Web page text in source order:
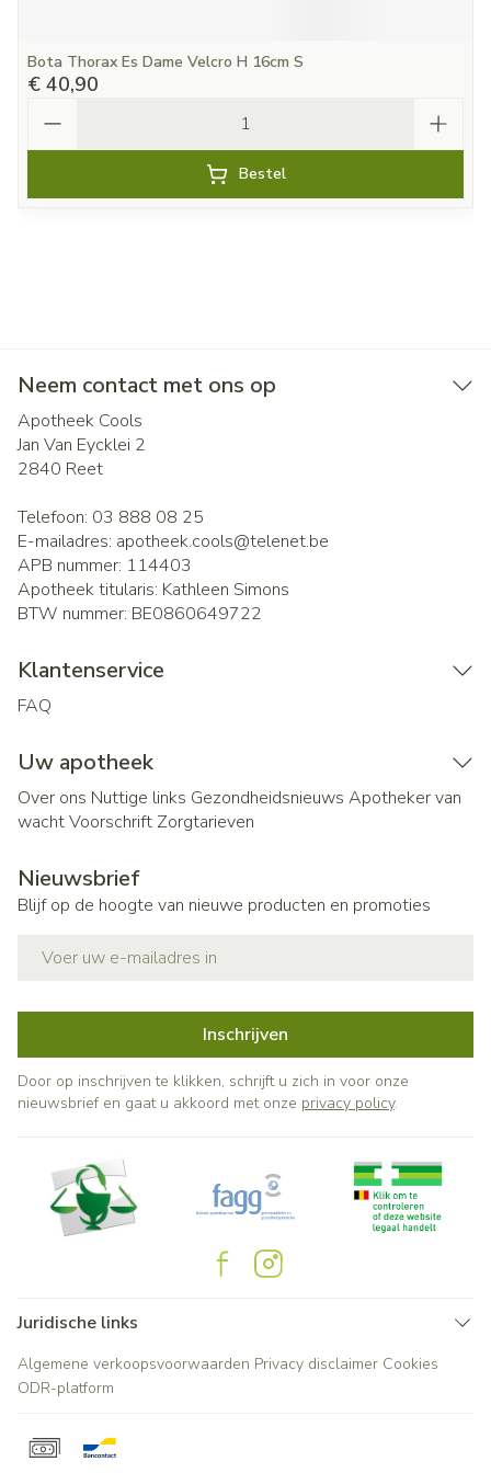
Bota Thorax Es Dame Velcro H 16cm S
€ 40,90
Bestel
Neem contact met ons op
Apotheek Cools
Jan Van Eycklei 2
2840 Reet
Telefoon: 03 888 08 25
E-mailadres: apotheek.cools@telenet.be
APB nummer: 114403
Apotheek titularis: Kathleen Simons
BTW nummer: BE0860649722
Klantenservice
FAQ
Uw apotheek
Over ons Nuttige links Gezondheidsnieuws Apotheker van
wachtVoorschrift Zorgtarieven
Nieuwsbrief
Blijf op de hoogte van nieuwe producten en promoties
Inschrijven
Door op inschrijven te klikken, schrijft u zich in voor onze
nieuwsbrief en gaat u akkoord met onze privacy policy.
Juridische links
Algemene verkoopsvoorwaarden Privacy disclaimer Cookies
ODR-platform